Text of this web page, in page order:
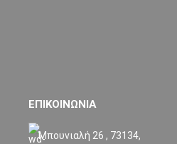
ΕΠΙΚΟΙΝΩΝΙΑ
Μπουνιαλή 26 , 73134,